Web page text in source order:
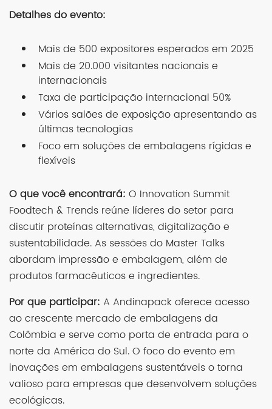
Detalhes do evento:
Mais de 500 expositores esperados em 2025
Mais de 20.000 visitantes nacionais e
internacionais
Taxa de participação internacional 50%
Vários salões de exposição apresentando as
últimas tecnologias
Foco em soluções de embalagens rígidas e
flexíveis
O que você encontrará: O Innovation Summit
Foodtech & Trends reúne líderes do setor para
discutir proteínas alternativas, digitalização e
sustentabilidade. As sessões do Master Talks
abordam impressão e embalagem, além de
produtos farmacêuticos e ingredientes.
Por que participar: A Andinapack oferece acesso
ao crescente mercado de embalagens da
Colômbia e serve como porta de entrada para o
norte da América do Sul. O foco do evento em
inovações em embalagens sustentáveis o torna
valioso para empresas que desenvolvem soluções
ecológicas.